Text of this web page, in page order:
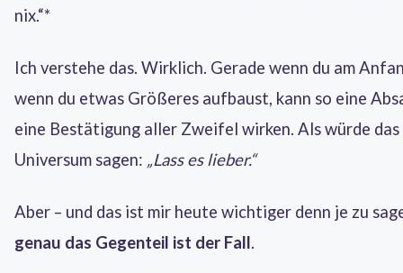
nix.“*
Ich verstehe das. Wirklich. Gerade wenn du am
wenn du etwas Größeres aufbaust, kann so eine
eine Bestätigung aller Zweifel wirken. Als würde das
Universum sagen: „Lass es lieber.“
Aber – und das ist mir heute wichtiger denn je zu
genau das Gegenteil ist der Fall.